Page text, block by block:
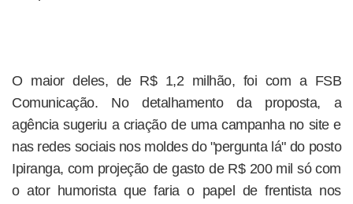
O maior deles, de R$ 1,2 milhão, foi com a FSB
Comunicação. No detalhamento da proposta, a
agência sugeriu a criação de uma campanha no site e
nas redes sociais nos moldes do "pergunta lá" do posto
Ipiranga, com projeção de gasto de R$ 200 mil só com
o ator humorista que faria o papel de frentista nos